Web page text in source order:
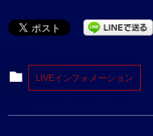
LIVEインフォメーション